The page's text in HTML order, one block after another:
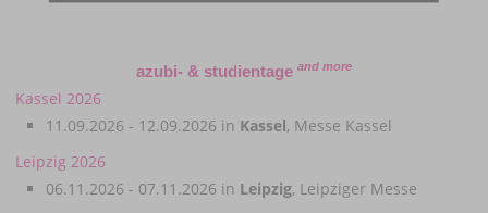
azubi- & studientage and more
Kassel 2026
11.09.2026 - 12.09.2026 in Kassel, Messe Kassel
Leipzig 2026
06.11.2026 - 07.11.2026 in Leipzig, Leipziger Messe